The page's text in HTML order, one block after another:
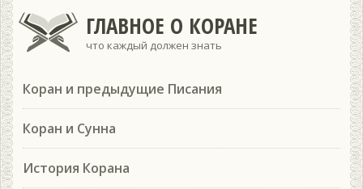
ГЛАВНОЕ О КОРАНЕ
что каждый должен знать
Коран и предыдущие Писания
Коран и Сунна
История Корана